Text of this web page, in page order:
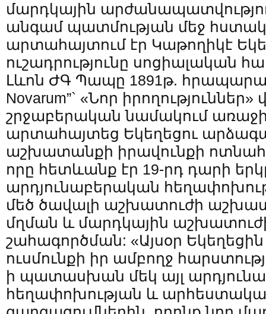
մարդկային
անգամ պատմության մեջ
արտահայտում էր Կաթողիկէ
ուշադրությունը սոցիալական
Լևոն ԺԳ Պապը 1891թ.
Novarum”` «Նոր
շրջաբերական նամակում
արտահայտեց Եկեղեցու
աշխատանքի իրավունքի
որը հետևանք էր 19-րդ դարի
արդյունաբերական
մեծ ծավալի աշխատուժի
մղման և մարդկային
շահագործման: «Այսօր
ուսմունքի իր ամբողջ
ի պատասխան մեկ այլ
հեղափոխության և